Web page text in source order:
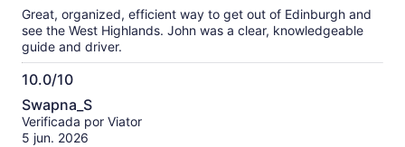
Great, organized, efficient way to get out of Edinburgh and
see the West Highlands. John was a clear, knowledgeable
guide and driver.
10.0/10
10.0
de
10
Swapna_S
Verificada por Viator
5 jun. 2026